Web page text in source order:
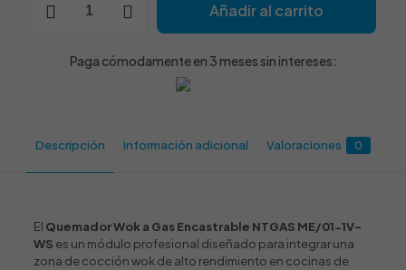
Encastrable
cantidad
Añadir al carrito
Paga cómodamente en 3 meses sin intereses:
Descripción Información adicional Valoraciones 0
El Quemador Wok a Gas Encastrable NTGAS ME/01-1V-
WS es un módulo profesional diseñado para integrar una
zona de cocción wok de alto rendimiento en cocinas de